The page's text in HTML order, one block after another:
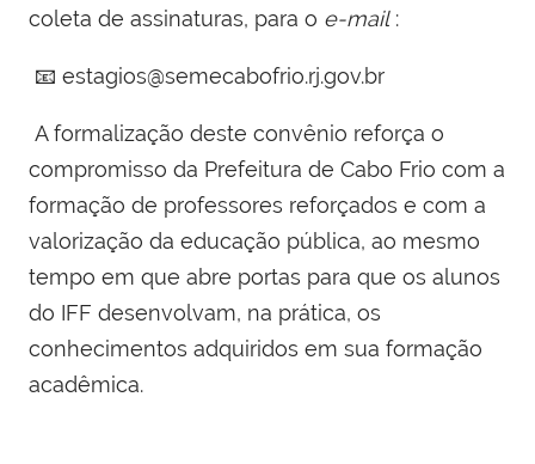
coleta de assinaturas, para o e-mail:
📧 estagios@semecabofrio.rj.gov.br
A formalização deste convênio reforça o
compromisso da Prefeitura de Cabo Frio com a
formação de professores reforçados e com a
valorização da educação pública, ao mesmo
tempo em que abre portas para que os alunos
do IFF desenvolvam, na prática, os
conhecimentos adquiridos em sua formação
acadêmica.